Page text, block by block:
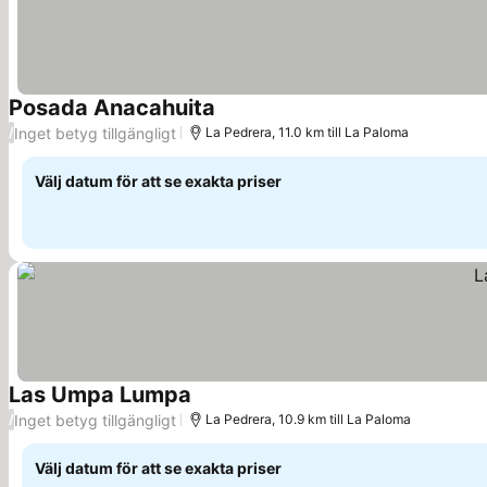
Posada Anacahuita
/Inget betyg tillgängligt La Pedrera, 11.0 km till La Paloma
Välj datum för att se exakta priser
Las Umpa Lumpa
/Inget betyg tillgängligt La Pedrera, 10.9 km till La Paloma
Välj datum för att se exakta priser